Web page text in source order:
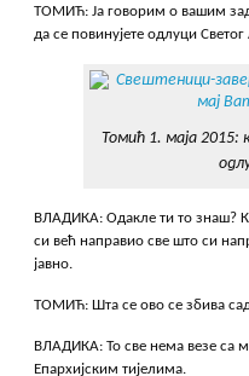
ТОМИЋ: Ја говорим о вашим
да се повинујете одлуци Светог
Томић 1. маја 2015:
ВЛАДИКА: Одакле ти то знаш?
си већ направио све што си
јавно.
ТОМИЋ: Шта се ово се збива
ВЛАДИКА: То све нема везе са
Епархијским тијелима.